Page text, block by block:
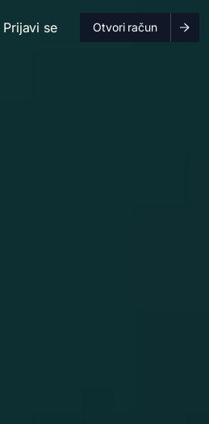
Prijavi se Otvori račun